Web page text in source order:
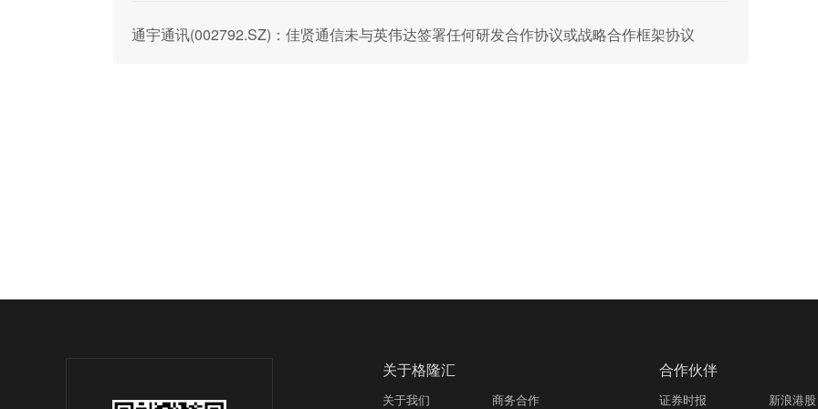
通宇通讯(002792.SZ)：佳贤通信未与英伟达签署任何研发合作协议或战略合作框架协议
关于格隆汇
关于我们 商务合作
合作伙伴
证券时报 新浪港股